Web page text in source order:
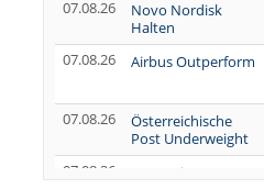
07.08.26
Novo Nordisk
Halten
07.08.26 Airbus Outperform
07.08.26
Österreichische
Post Underweight
07.08.26
SUSS MicroTec